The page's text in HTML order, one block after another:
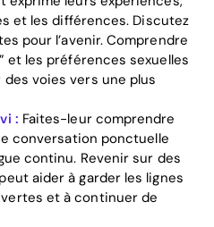
et les différences. Discutez
pour l’avenir. Comprendre
et les préférences sexuelles
voies vers une plus
: Faites-leur comprendre
conversation ponctuelle
continu. Revenir sur des
aider à garder les lignes
et à continuer de